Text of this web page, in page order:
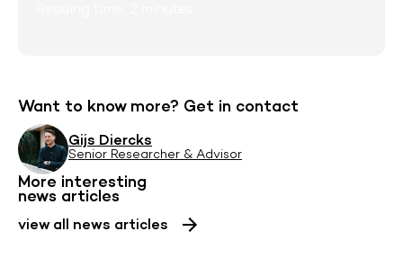
Want to know more? Get in contact
Gijs Diercks
Senior Researcher & Advisor
More interesting
news articles
view all news articles